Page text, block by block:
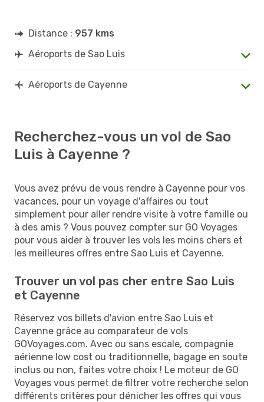
Distance : 957 kms
Aéroports de Sao Luis
Aéroports de Cayenne
Recherchez-vous un vol de Sao
Luis à Cayenne ?
Vous avez prévu de vous rendre à Cayenne pour vos
vacances, pour un voyage d'affaires ou tout
simplement pour aller rendre visite à votre famille ou
à des amis ? Vous pouvez compter sur GO Voyages
pour vous aider à trouver les vols les moins chers et
les meilleures offres entre Sao Luis et Cayenne.
Trouver un vol pas cher entre Sao Luis
et Cayenne
Réservez vos billets d'avion entre Sao Luis et
Cayenne grâce au comparateur de vols
GOVoyages.com. Avec ou sans escale, compagnie
aérienne low cost ou traditionnelle, bagage en soute
inclus ou non, faites votre choix ! Le moteur de GO
Voyages vous permet de filtrer votre recherche selon
différents critères pour dénicher les offres qui vous